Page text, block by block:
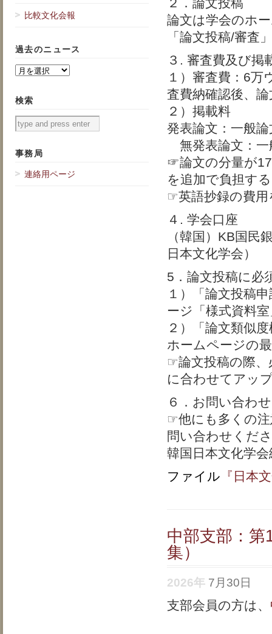
論文は学会のホ
「論文投稿/審査
３. 審査費及び掲
１）審査費：6万
査費納確認後、
２）掲載料
発表論文：一般
無発表論文：一
☞論文の分量が
を追加で負担す
☞英語抄録の費用
４. 学会口座
（韓国）KB国
日本文化学会）
5．論文投稿に必
１）「論文投稿
ージ「様式資料
２）「論文類似
ホームページの
☞論文投稿の際、
に合わせてアッ
６．お問い合わせ
☞他にも多くの注
問い合わせくだ
韓国日本文化学
ファイル 『日本
中部支部：第
集）
2026年 7月30日
支部会員の方は、
比較文化会報
過去のニュース
過
去
ニ
ュ
ー
検索
事務局
連絡用ページ